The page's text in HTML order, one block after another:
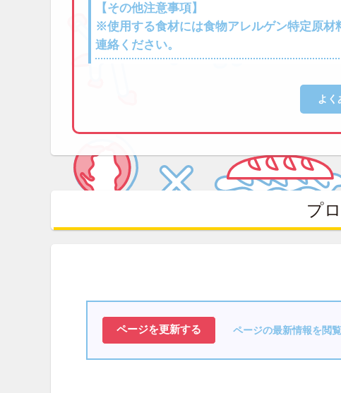
【その他注意事項】
※使用する食材には食物アレルゲン特定原
連絡ください。
よく
プ
ページの最新情報を閲